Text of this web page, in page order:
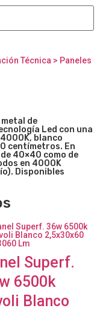
Técnica > Paneles
de
Led con una
blanco
centímetros. En
40×40 como de
en 4000K
Disponibles
Superf.
6500k
Blanco